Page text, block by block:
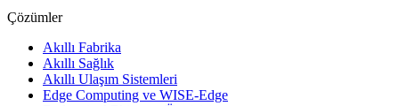
Çözümler
Akıllı Fabrika
Akıllı Sağlık
Akıllı Ulaşım Sistemleri
Edge Computing ve WISE-Edge